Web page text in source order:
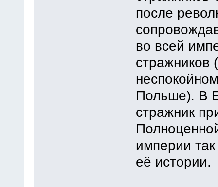
после
во всей
стражников
Польше). В
стражник
империи
её истории.